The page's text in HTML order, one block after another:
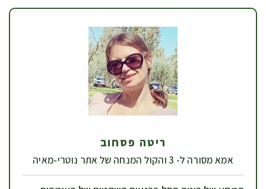
ריטה פסחוב
אמא מסורה ל- 3 והקול המנחה של אתר נוטרי-מאיה